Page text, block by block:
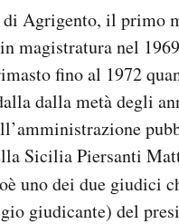
Agrigento, il primo
magistratura nel
fino al 1972
dalla metà degli
Sicilia Piersanti
uno dei due giudici
giudicante) del